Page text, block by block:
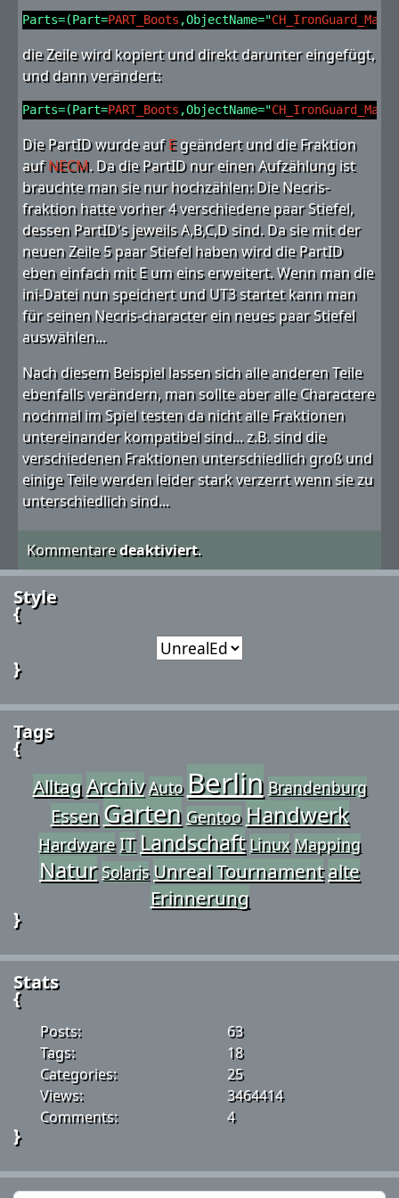
Parts=(Part=PART_Boots ,ObjectName="
die Zeile wird kopiert und direkt darunter eingefügt,
und dann verändert:
Parts=(Part=PART_Boots ,ObjectName="
Die PartID wurde aufEgeändert und die Fraktion
aufNECM. Da die PartID nur einen Aufzählung ist
brauchte man sie nur hochzählen: Die Necris-
fraktion hatte vorher 4 verschiedene paar Stiefel,
dessen PartID's jeweils A,B,C,D sind. Da sie mit der
neuen Zeile 5 paar Stiefel haben wird die PartID
eben einfach mit E um eins erweitert. Wenn man die
ini-Datei nun speichert und UT3 startet kann man
für seinen Necris-character ein neues paar Stiefel
auswählen...
Nach diesem Beispiel lassen sich alle anderen Teile
ebenfalls verändern, man sollte aber alle Charactere
nochmal im Spiel testen da nicht alle Fraktionen
untereinander kompatibel sind... z.B. sind die
verschiedenen Fraktionen unterschiedlich groß und
einige Teile werden leider stark verzerrt wenn sie zu
unterschiedlich sind...
Kommentaredeaktiviert.
Style
{
}
Tags
{
AlltagArchiv Auto Berlin Brandenburg
Essen Garten Gentoo Handwerk
Hardware IT Landschaft Linux Mapping
Natur Solaris Unreal Tournament alte
Erinnerung
}
Stats
{
Posts:
63
Tags:
18
Categories:
25
Views:
3464414
Comments:
4
}